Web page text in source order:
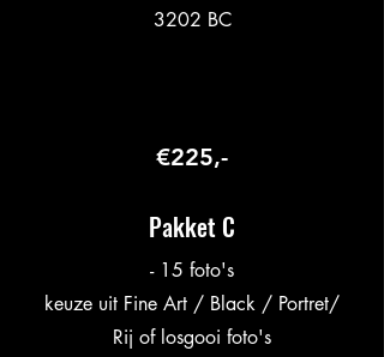
3202 BC
€225,-
Pakket C
- 15 foto's
keuze uit Fine Art / Black / Portret/
Rij of losgooi foto's